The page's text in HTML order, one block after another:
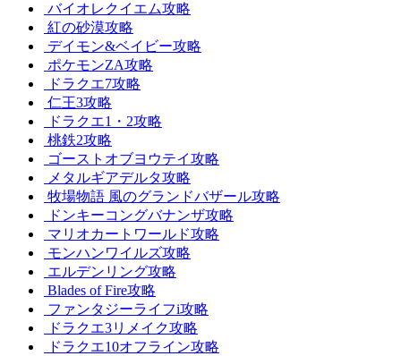
バイオレクイエム攻略
紅の砂漠攻略
デイモン&ベイビー攻略
ポケモンZA攻略
ドラクエ7攻略
仁王3攻略
ドラクエ1・2攻略
桃鉄2攻略
ゴーストオブヨウテイ攻略
メタルギアデルタ攻略
牧場物語 風のグランドバザール攻略
ドンキーコングバナンザ攻略
マリオカートワールド攻略
モンハンワイルズ攻略
エルデンリング攻略
Blades of Fire攻略
ファンタジーライフi攻略
ドラクエ3リメイク攻略
ドラクエ10オフライン攻略